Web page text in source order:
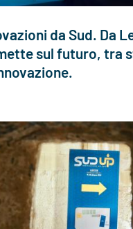
da Sud. Da
sul futuro, tra